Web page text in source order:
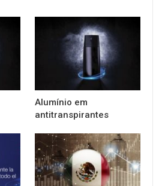
Alumínio em
antitranspirantes